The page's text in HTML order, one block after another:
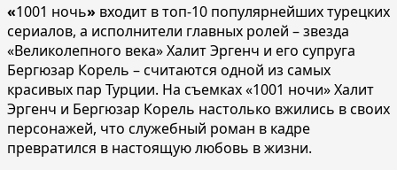
«1001 ночь» входит в топ-10 популярнейших турецких
сериалов, а исполнители главных ролей – звезда
«Великолепного века» Халит Эргенч и его супруга
Бергюзар Корель – считаются одной из самых
красивых пар Турции. На съемках «1001 ночи» Халит
Эргенч и Бергюзар Корель настолько вжились в своих
персонажей, что служебный роман в кадре
превратился в настоящую любовь в жизни.